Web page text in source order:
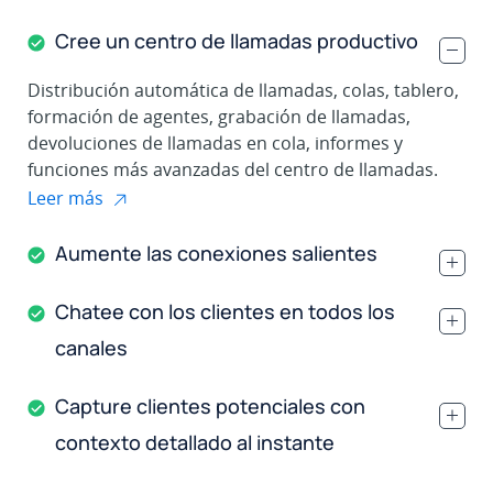
Cree un centro de llamadas productivo
.
Distribución automática de llamadas, colas, tablero,
formación de agentes, grabación de llamadas,
devoluciones de llamadas en cola, informes y
funciones más avanzadas del centro de llamadas.
Leer más
Aumente las conexiones salientes .
Chatee con los clientes en todos los
canales
.
Capture clientes potenciales con
contexto detallado al instante
.